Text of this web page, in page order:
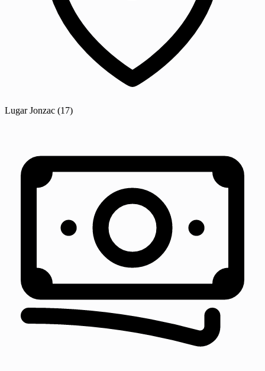
Lugar Jonzac (17)